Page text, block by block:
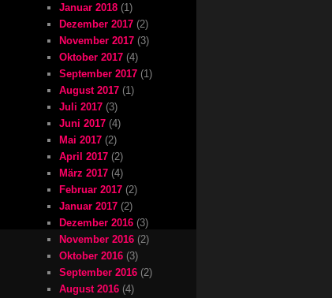
Januar 2018 (1)
Dezember 2017 (2)
November 2017 (3)
Oktober 2017 (4)
September 2017 (1)
August 2017 (1)
Juli 2017 (3)
Juni 2017 (4)
Mai 2017 (2)
April 2017 (2)
März 2017 (4)
Februar 2017 (2)
Januar 2017 (2)
Dezember 2016 (3)
November 2016 (2)
Oktober 2016 (3)
September 2016 (2)
August 2016 (4)